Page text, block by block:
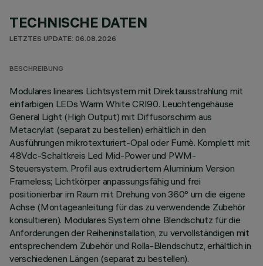
TECHNISCHE DATEN
LETZTES UPDATE: 06.08.2026
BESCHREIBUNG
Modulares lineares Lichtsystem mit Direktausstrahlung mit
einfarbigen LEDs Warm White CRI90. Leuchtengehäuse
General Light (High Output) mit Diffusorschirm aus
Metacrylat (separat zu bestellen) erhältlich in den
Ausführungen mikrotexturiert-Opal oder Fumè. Komplett mit
48Vdc-Schaltkreis Led Mid-Power und PWM-
Steuersystem. Profil aus extrudiertem Aluminium Version
Frameless; Lichtkörper anpassungsfähig und frei
positionierbar im Raum mit Drehung von 360° um die eigene
Achse (Montageanleitung für das zu verwendende Zubehör
konsultieren). Modulares System ohne Blendschutz für die
Anforderungen der Reiheninstallation, zu vervollständigen mit
entsprechendem Zubehör und Rolla-Blendschutz, erhältlich in
verschiedenen Längen (separat zu bestellen).